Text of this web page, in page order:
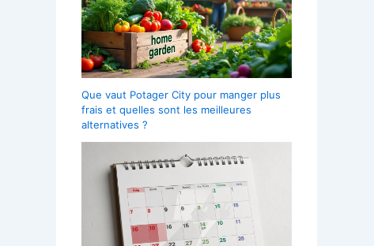
Que vaut Potager City pour manger plus
frais et quelles sont les meilleures
alternatives ?